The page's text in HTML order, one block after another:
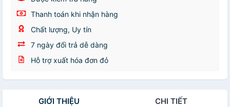
Thanh toán khi nhận hàng
Chất lượng, Uy tín
7 ngày đổi trả dễ dàng
Hỗ trợ xuất hóa đơn đỏ
GIỚI THIỆU CHI TIẾT